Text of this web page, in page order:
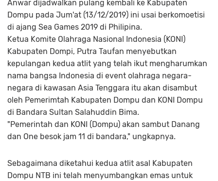
Anwar dijadwalkan pulang kembali ke Kabupaten
Dompu pada Jum'at (13/12/2019) ini usai berkomoetisi
di ajang Sea Games 2019 di Philipina.
Ketua Komite Olahraga Nasional Indonesia (KONI)
Kabupaten Dompi, Putra Taufan menyebutkan
kepulangan kedua atlit yang telah ikut mengharumkan
nama bangsa Indonesia di event olahraga negara-
negara di kawasan Asia Tenggara itu akan disambut
oleh Pemerimtah Kabupaten Dompu dan KONI Dompu
di Bandara Sultan Salahuddin Bima.
"Pemerintah dan KONI (Dompu) akan sambut Danang
dan One besok jam 11 di bandara," ungkapnya.
Sebagaimana diketahui kedua atlit asal Kabupaten
Dompu NTB ini telah menyumbangkan emas untuk